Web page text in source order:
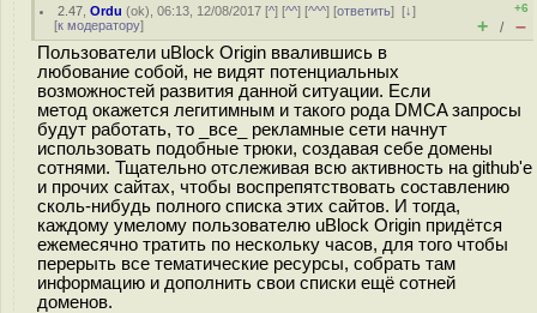
2.47 ,Ordu (ok), 06:13, 12/08/2017 [^] [^^] [^^^] [ответить][↓]
[к модератору]
+6
+ / –
Пользователи uBlock Origin ввалившись в
любование собой, не видят потенциальных
возможностей развития данной ситуации. Если
метод окажется легитимным и такого рода DMCA запросы
будут работать, то _все_ рекламные сети начнут
использовать подобные трюки, создавая себе домены
сотнями. Тщательно отслеживая всю активность на github'е
и прочих сайтах, чтобы воспрепятствовать составлению
сколь-нибудь полного списка этих сайтов. И тогда,
каждому умелому пользователю uBlock Origin придётся
ежемесячно тратить по нескольку часов, для того чтобы
перерыть все тематические ресурсы, собрать там
информацию и дополнить свои списки ещё сотней
доменов.